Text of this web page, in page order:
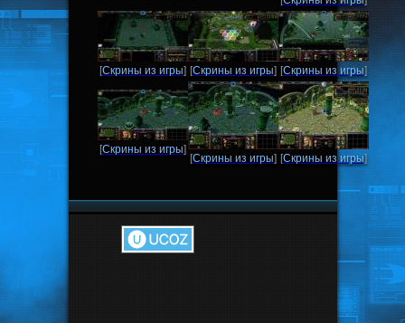
[Скрины из игры] [Скрины из игры] [Скрины из игры]
[Скрины из игры]
[Скрины из игры] [Скрины из игры]